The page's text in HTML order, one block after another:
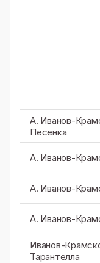
А. Иванов-
Песенка
А. Иванов-
А. Иванов-
А. Иванов-
Иванов-
Тарантелла